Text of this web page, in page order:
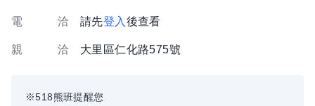
電 洽 請先登入 後查看
親 洽 大里區仁化路575號
※518熊班提醒您